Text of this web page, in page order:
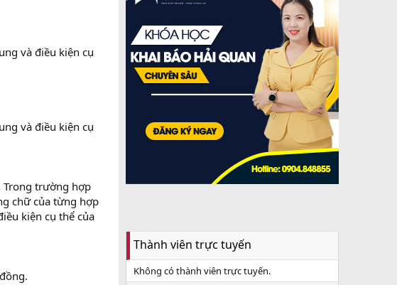
và điều kiện cụ
và điều kiện cụ
Trong trường hợp
chữ của từng hợp
kiện cụ thể của
Thành viên trực tuyến
Không có thành viên trực tuyến.